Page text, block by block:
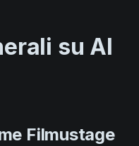
su AI
Filmustage